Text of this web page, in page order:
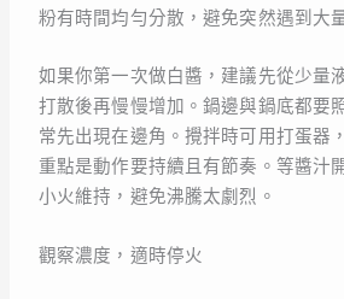
粉有時間均勻分散，避免突然遇到大
如果你第一次做白醬，建議先從少量
打散後再慢慢增加。鍋邊與鍋底都要
常先出現在邊角。攪拌時可用打蛋器
重點是動作要持續且有節奏。等醬汁
小火維持，避免沸騰太劇烈。
觀察濃度，適時停火